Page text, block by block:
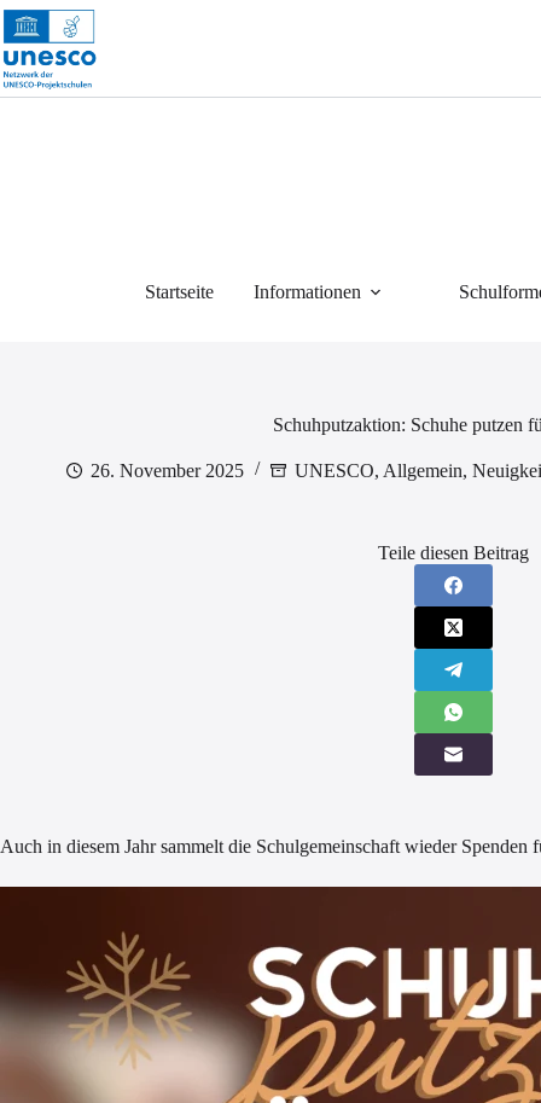
Zum
Inhalt
springen
Startseite Informationen
Schuhputzaktion: Schuhe putzen
26. November 2025 UNESCO, Allgemein,
Teile diesen Beitrag
Auch in diesem Jahr sammelt die Schulgemeinschaft wieder